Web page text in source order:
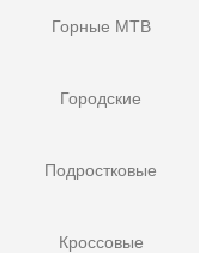
Горные MTB
Городские
Подростковые
Кроссовые